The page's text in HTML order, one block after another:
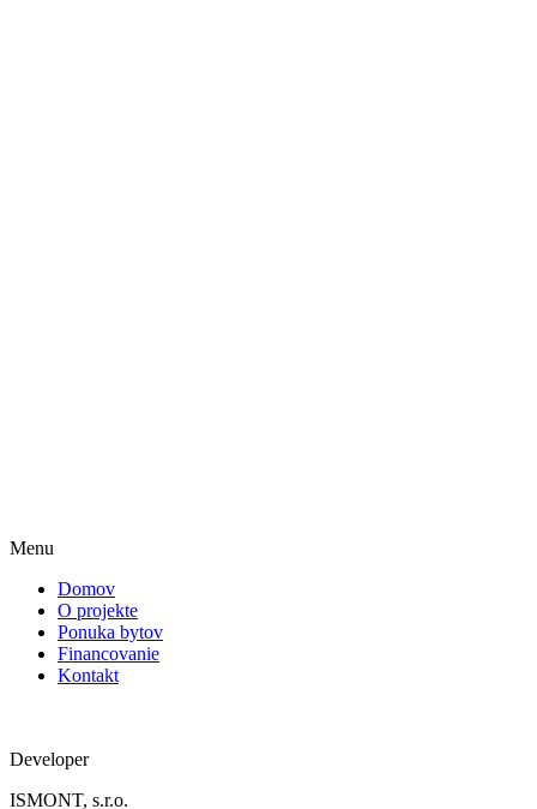
Menu
Domov
O projekte
Ponuka bytov
Financovanie
Kontakt
Developer
ISMONT, s.r.o.